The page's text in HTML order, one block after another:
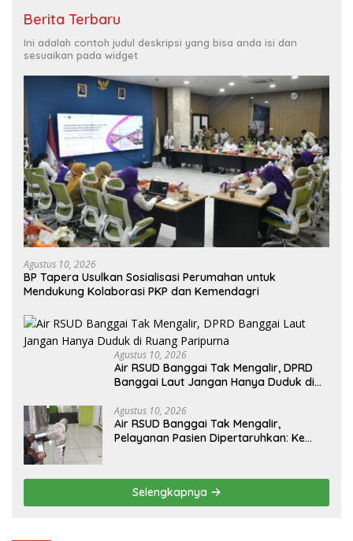
Berita Terbaru
Ini adalah contoh judul deskripsi yang bisa anda isi dan
sesuaikan pada widget
Agustus 10, 2026
BP Tapera Usulkan Sosialisasi Perumahan untuk
Mendukung Kolaborasi PKP dan Kemendagri
Agustus 10, 2026
Air RSUD Banggai Tak Mengalir, DPRD
Banggai Laut Jangan Hanya Duduk di
Agustus 10, 2026
Air RSUD Banggai Tak Mengalir,
Pelayanan Pasien Dipertaruhkan: Ke
Selengkapnya